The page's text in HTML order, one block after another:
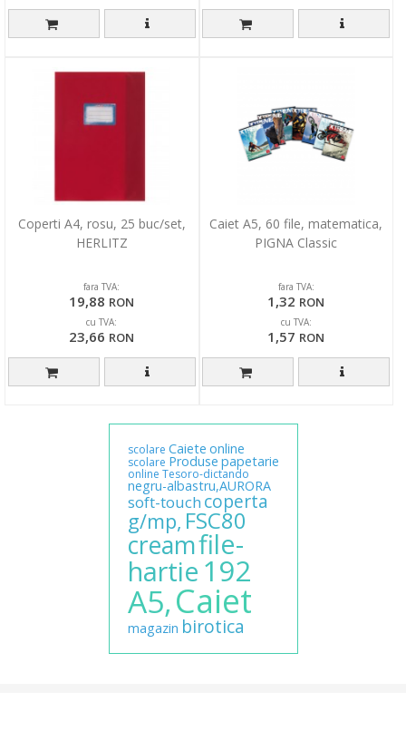
Coperti A4, rosu, 25 buc/set,
HERLITZ
fara TVA:
19,88 RON
cu TVA:
23,66 RON
Caiet A5, 60 file, matematica,
PIGNA Classic
fara TVA:
1,32 RON
cu TVA:
1,57 RON
scolare Caiete online
scolare Produse papetarie
online Tesoro-dictando
negru-albastru,AURORA
soft-touch coperta
g/mp, FSC80
creamfile-
hartie 192
A5,Caiet
magazin birotica